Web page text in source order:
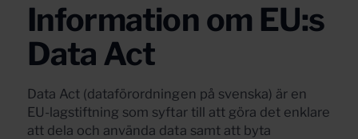
Information om EU:s
Data Act
Data Act (dataförordningen på svenska) är en
EU-lagstiftning som syftar till att göra det enklare
att dela och använda data samt att byta